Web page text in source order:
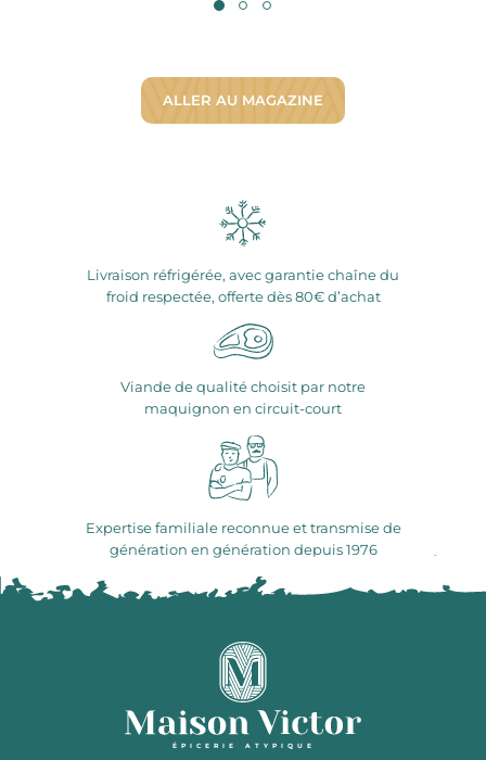
ALLER AU MAGAZINE
Livraison réfrigérée, avec garantie chaîne du
froid respectée, offerte dès 80€ d’achat
Viande de qualité choisit par notre
maquignon en circuit-court
Expertise familiale reconnue et transmise de
génération en génération depuis 1976
ÉPICERIE ATYPIQUE